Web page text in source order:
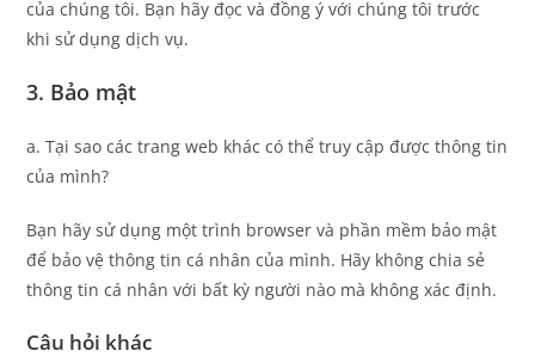
của chúng tôi. Bạn hãy đọc và đồng ý với chúng tôi trước
khi sử dụng dịch vụ.
3. Bảo mật
a. Tại sao các trang web khác có thể truy cập được thông tin
của mình?
Bạn hãy sử dụng một trình browser và phần mềm bảo mật
để bảo vệ thông tin cá nhân của mình. Hãy không chia sẻ
thông tin cá nhân với bất kỳ người nào mà không xác định.
Câu hỏi khác